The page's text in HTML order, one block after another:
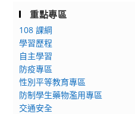
重點專區
108 課綱
學習歷程
自主學習
防疫專區
性別平等教育專區
防制學生藥物濫用專區
交通安全